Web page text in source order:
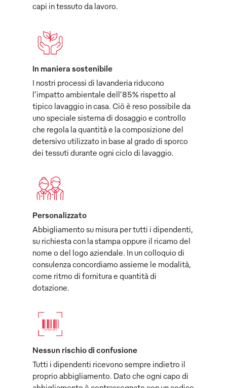
capi in tessuto da lavoro.
In maniera sostenibile
I nostri processi di lavanderia riducono
l’impatto ambientale dell’85% rispetto al
tipico lavaggio in casa. Ciò è reso possibile da
uno speciale sistema di dosaggio e controllo
che regola la quantità e la composizione del
detersivo utilizzato in base al grado di sporco
dei tessuti durante ogni ciclo di lavaggio.
Personalizzato
Abbigliamento su misura per tutti i dipendenti,
su richiesta con la stampa oppure il ricamo del
nome o del logo aziendale. In un colloquio di
consulenza concordiamo assieme le modalità,
come ritmo di fornitura e quantità di
dotazione.
Nessun rischio di confusione
Tutti i dipendenti ricevono sempre indietro il
proprio abbigliamento. Dato che ogni capo di